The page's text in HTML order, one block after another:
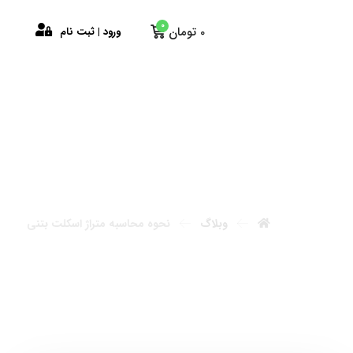
ورود | ثبت نام 0 تومان 0
وبلاگ